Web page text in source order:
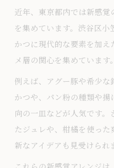
集
新しいとんかつアレ
おうちで簡単に
術
とんかつの魅力
家庭で試せると
ア
旬食材と楽しむ
とんかつの新定
集
近年、東京都内では新感覚
を集めています。渋谷区
かつに現代的な要素を加
メ層の関心を集めています。
例えば、アグー豚や希少
かつや、パン粉の種類や
向の一皿などが人気です
たジュレや、柑橘を使っ
新なアイデアも見受けられ